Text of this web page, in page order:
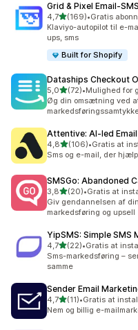
Grid & Pixel
4,7ud af 5 stjerner
(169)
169 anmeldelser i alt
•Gratis
Klaviyo-autopilot til e-
ups, sms
Built for Shopify
Dataships Checkout
5,0ud af 5 stjerner
(72)
72 anmeldelser i alt
•Mulighed for
Øg din omsætning ved
Attentive: AI‑led Email
4,8ud af 5 stjerner
(106)
106 anmeldelser i alt
•Gratis at
Sms og e-mail, der
SMSGo: Abandoned
3,8ud af 5 stjerner
(20)
20 anmeldelser i alt
•Gratis at
Giv gendannelsen af
markedsføring og upsell
YipSMS: Simple SMS
4,7ud af 5 stjerner
(22)
22 anmeldelser i alt
•Gratis at
Sms-markedsføring –
samme
Sender Email
4,7ud af 5 stjerner
(11)
11 anmeldelser i alt
•Gratis at
Nem og billig e-